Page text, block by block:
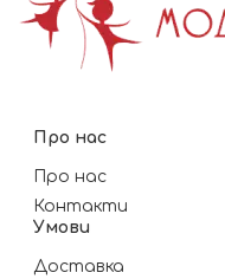
Про нас
Про нас
Контакти
Умови
Доставка